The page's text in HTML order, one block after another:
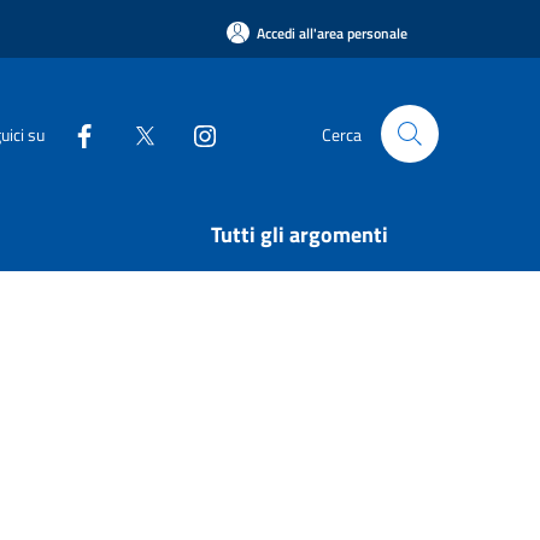
Accedi all'area personale
su Cerca
Tutti gli argomenti